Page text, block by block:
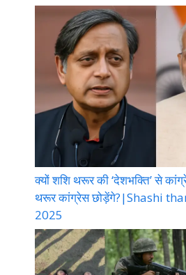
क्यों शशि थरूर की ‘देशभक्ति’ से
थरूर कांग्रेस छोड़ेंगे?|Shashi
2025